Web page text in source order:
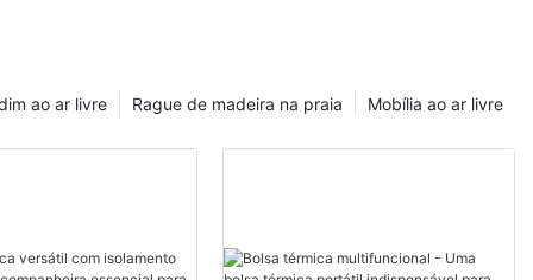
Mobília ao ar livre
Rague de madeira na praia
ao ar livre